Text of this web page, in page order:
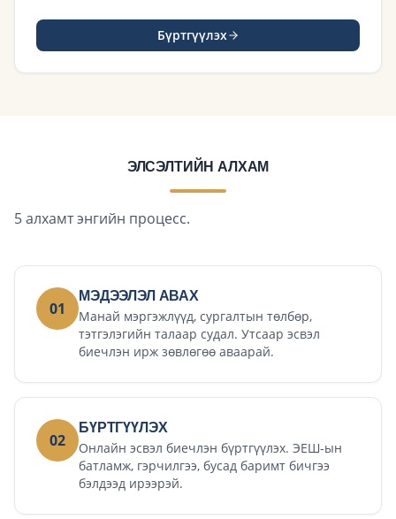
Бүртгүүлэх
ЭЛСЭЛТИЙН АЛХАМ
5 алхамт энгийн процесс.
01
МЭДЭЭЛЭЛ АВАХ
Манай мэргэжлүүд, сургалтын төлбөр,
тэтгэлэгийн талаар судал. Утсаар эсвэл
биечлэн ирж зөвлөгөө аваарай.
02
БҮРТГҮҮЛЭХ
Онлайн эсвэл биечлэн бүртгүүлэх. ЭЕШ-ын
батламж, гэрчилгээ, бусад баримт бичгээ
бэлдээд ирээрэй.